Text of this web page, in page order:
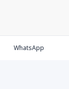
WhatsApp